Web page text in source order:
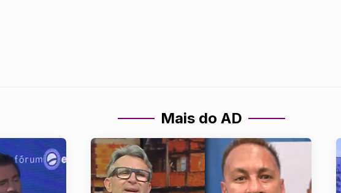
Mais do AD